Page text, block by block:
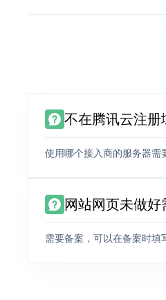
不在腾讯云注册
使用哪个接入商的服务器需
网站网页未做好
需要备案，可以在备案时填